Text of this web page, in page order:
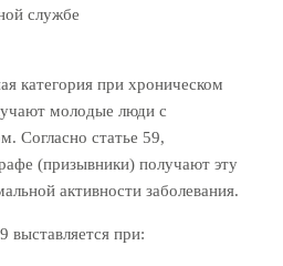
службе
категория при хроническом
молодые люди с
Согласно статье 59,
(призывники) получают эту
активности заболевания.
выставляется при: